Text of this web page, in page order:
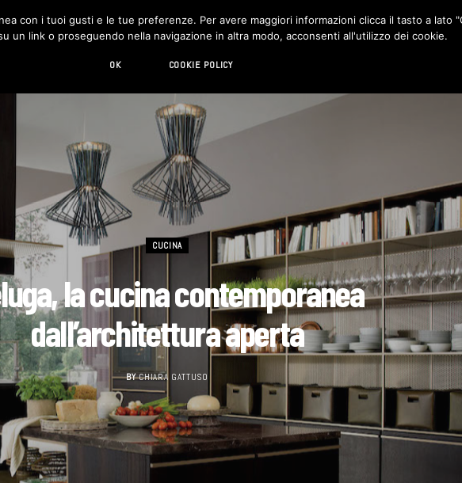
DESIGN LIVING HI-TECH CHI SIAMO CONTATTI
CUCINA
la cucina contemporanea
dall’architettura aperta
BY CHIARA GATTUSO
con i tuoi gusti e le tue preferenze. Per avere maggiori informazioni clicca il tasto a lato
un link o proseguendo nella navigazione in altra modo, acconsenti all'utilizzo dei cookie.
OK COOKIE POLICY